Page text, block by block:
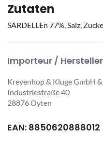
Zutaten
SARDELLEn 77%, Salz,
Importeur / Hersteller
Kreyenhop & Kluge GmbH
Industriestraße 40
28876 Oyten
EAN: 8850620888012